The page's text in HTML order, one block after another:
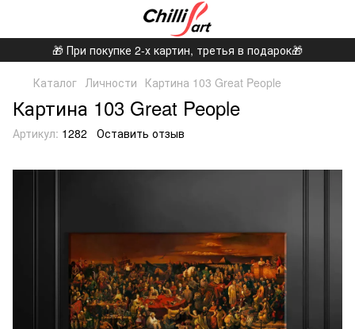
🎁 При покупке 2-х картин, третья в подарок🎁
Каталог Личности Картина 103 Great People
Картина 103 Great People
Артикул: 1282 Оставить отзыв